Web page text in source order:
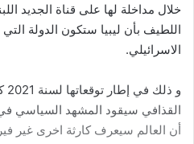
خلال مداخلة لها على قناة الجديد
اللطيف بأن ليبيا ستكون الدولة
الاسرائيلي.
و
القذافي سيقود المشهد السياسي
أن العالم سيعرف كارثة اخرى غير